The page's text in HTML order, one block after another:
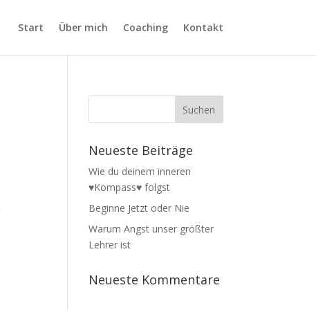
Start Über mich Coaching Kontakt
Neueste Beiträge
Wie du deinem inneren
♥Kompass♥ folgst
Beginne Jetzt oder Nie
Warum Angst unser größter
Lehrer ist
Neueste Kommentare